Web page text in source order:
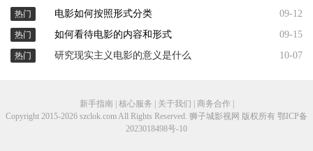
热门 电影如何按照形式分类 09-12
热门 如何看待电影的内容和形式 09-15
热门 研究现实主义电影的意义是什么 10-07
新手指南 | 核心服务 | 关于我们 | 商务合作 |
Copyright 2015-2026 szclok.com All Rights Reserved. 狮子城影视网 版权所有 鄂ICP备
2023018498号-10